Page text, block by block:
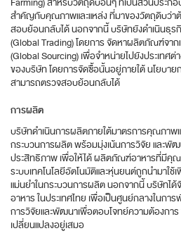
สำคัญกับคุณภาพและแหล่ง ที่มาของวัตถุดิบว่าต้
สอบย้อนกลับได้ นอกจากนี้ บริษัทยังดำเนินธุรกิ
(Global Trading) โดยการ จัดหาผลิตภัณฑ์จ
(Global Sourcing) เพื่อจำหน่ายไปยังประเทศต่
ของบริษัท โดยการจัดซื้อนั้นอยู่ภายใต้ นโยบาย
สามารถตรวจสอบย้อนกลับได้
การผลิต
บริษัทดำเนินการผลิตภายใต้มาตรการคุณภา
กระบวนการผลิต พร้อมมุ่งเน้นการวิจัย และพั
ประสิทธิภาพ เพื่อให้ได้ ผลิตภัณฑ์อาหารที่มีคุ
ระบบเทคโนโลยีอัตโนมัติและหุ่นยนต์ถูกนำมาใ
แม่นยำในกระบวนการผลิต นอกจากนี้ บริษัท
อาหาร ในประเทศไทย เพื่อเป็นศูนย์กลางในก
การวิจัยและพัฒนาเพื่อตอบโจทย์ความต้องการ
เปลี่ยนแปลงอยู่เสมอ